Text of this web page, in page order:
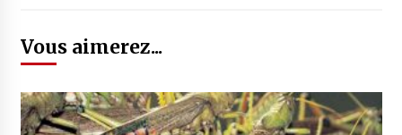
Vous aimerez...